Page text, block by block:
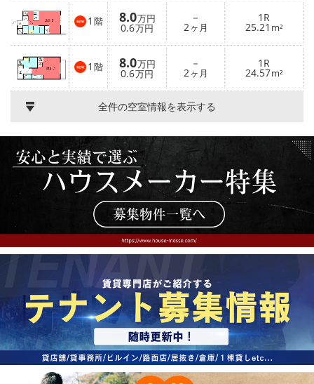
1 階 8.0万円
0.6万円
－
2ヶ月
1R
25.21 m²
1 階 8.0万円
0.6万円
－
2ヶ月
1R
24.57m²
全件の空室情報を表示する